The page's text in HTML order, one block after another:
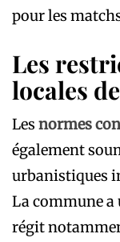
pour les
Les
locales
Les normes
également
urbanistiques
La commune a
régit